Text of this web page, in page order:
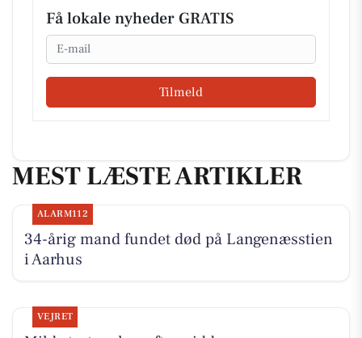
Få lokale nyheder GRATIS
Email
Tilmeld
MEST LÆSTE ARTIKLER
ALARM112
34-årig mand fundet død på Langenæsstien
i Aarhus
VEJRET